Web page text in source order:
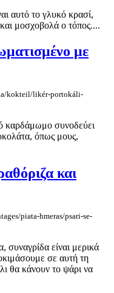
αυτό το γλυκό κρασί,
μοσχοβολά ο τόπος....
με
kokteil/likér-portokáli-
καρδάμωμο συνοδεύει
όπως μους,
και
piata-hmeras/psari-se-
είναι μερικά
σε αυτή τη
θα κάνουν το ψάρι να